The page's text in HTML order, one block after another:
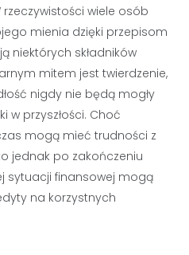
wiele osób
mienia dzięki przepisom
niektórych składników
mitem jest twierdzenie,
nigdy nie będą mogły
w przyszłości. Choć
mogą mieć trudności z
jednak po zakończeniu
sytuacji finansowej mogą
na korzystnych